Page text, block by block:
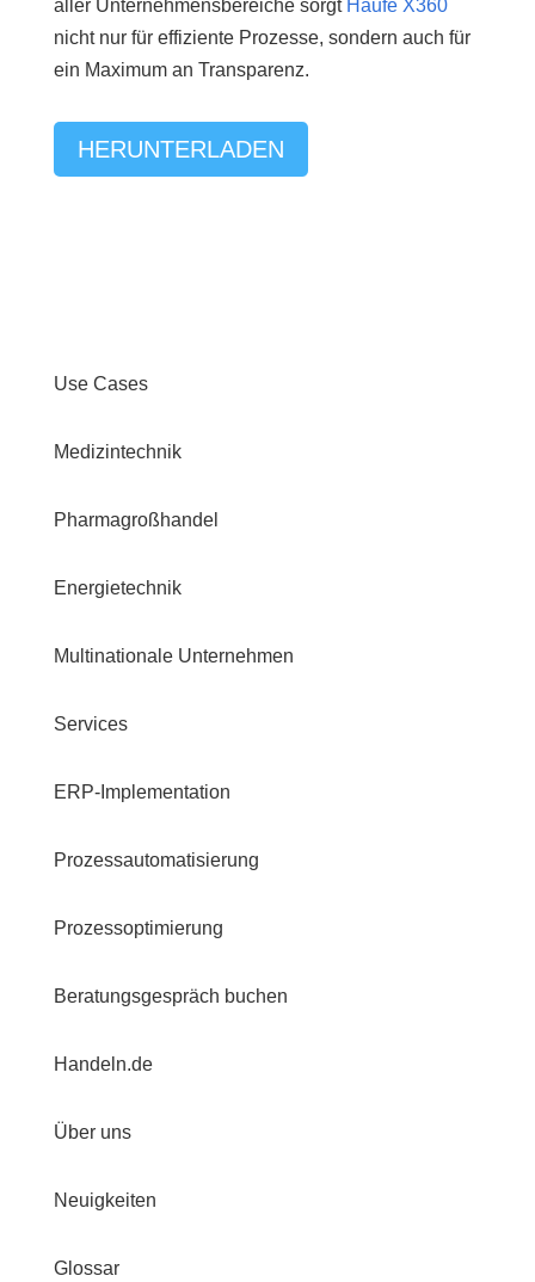
aller Unternehmensbereiche sorgt Haufe X360
nicht nur für effiziente Prozesse, sondern auch für
ein Maximum an Transparenz.
HERUNTERLADEN
Use Cases
Medizintechnik
Pharmagroßhandel
Energietechnik
Multinationale Unternehmen
Services
ERP-Implementation
Prozessautomatisierung
Prozessoptimierung
Beratungsgespräch buchen
Handeln.de
Über uns
Neuigkeiten
Glossar